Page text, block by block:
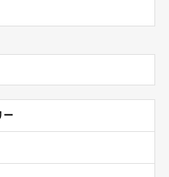
ー